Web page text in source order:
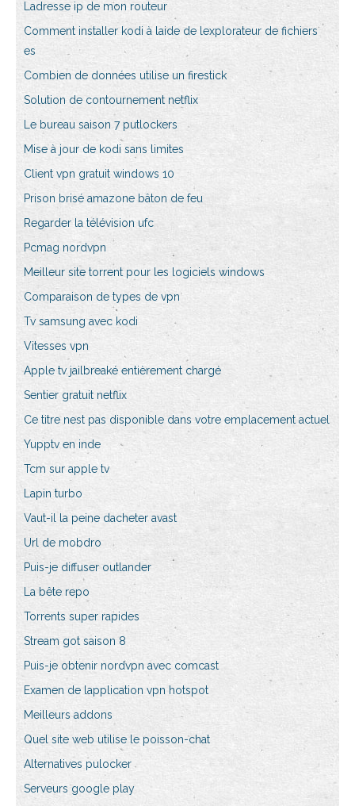
Ladresse ip de mon routeur
Comment installer kodi à laide de lexplorateur de fichiers
es
Combien de données utilise un firestick
Solution de contournement netflix
Le bureau saison 7 putlockers
Mise à jour de kodi sans limites
Client vpn gratuit windows 10
Prison brisé amazone bâton de feu
Regarder la télévision ufc
Pcmag nordvpn
Meilleur site torrent pour les logiciels windows
Comparaison de types de vpn
Tv samsung avec kodi
Vitesses vpn
Apple tv jailbreaké entièrement chargé
Sentier gratuit netflix
Ce titre nest pas disponible dans votre emplacement actuel
Yupptv en inde
Tcm sur apple tv
Lapin turbo
Vaut-il la peine dacheter avast
Url de mobdro
Puis-je diffuser outlander
La bête repo
Torrents super rapides
Stream got saison 8
Puis-je obtenir nordvpn avec comcast
Examen de lapplication vpn hotspot
Meilleurs addons
Quel site web utilise le poisson-chat
Alternatives pulocker
Serveurs google play